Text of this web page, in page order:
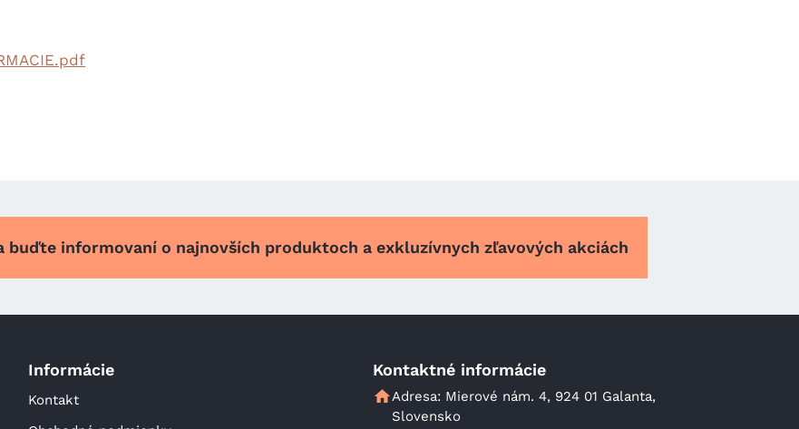
buďte informovaní o najnovších produktoch a exkluzívnych zľavových akciách
Informácie
Kontakt
Kontaktné informácie
Adresa: Mierové nám. 4, 924 01 Galanta,
Slovensko